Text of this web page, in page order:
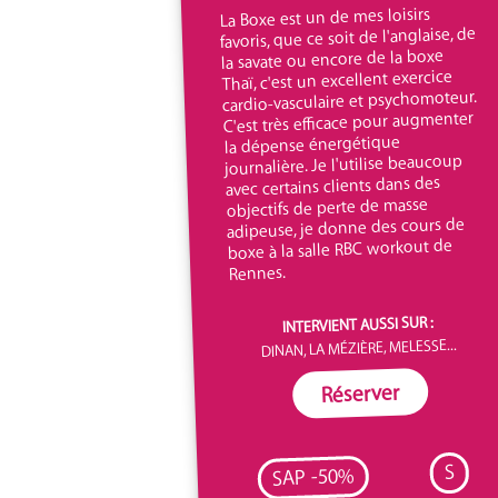
La Boxe est un de mes loisirs
favoris, que ce soit de l'anglaise, de
la savate ou encore de la boxe
Thaï, c'est un excellent exercice
cardio-vasculaire et psychomoteur.
C'est très efficace pour augmenter
la dépense énergétique
journalière. Je l'utilise beaucoup
avec certains clients dans des
objectifs de perte de masse
adipeuse, je donne des cours de
boxe à la salle RBC workout de
Rennes.
INTERVIENT AUSSI SUR :
DINAN, LA MÉZIÈRE, MELESSE...
Réserver
SAP -50% S